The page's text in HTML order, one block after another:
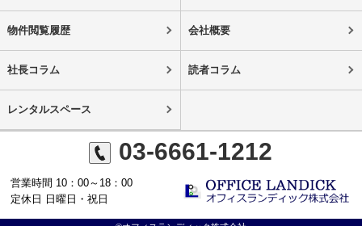
物件閲覧履歴 会社概要
社長コラム 読者コラム
レンタルスペース
03-6661-1212
営業時間 10：00～18：00
定休日 日曜日・祝日